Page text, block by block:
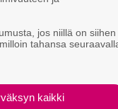
Syksyn
taas
jos niillä on siihen
tahansa
kaikki